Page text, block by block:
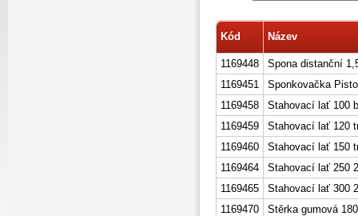
Kód Název
1169448
Spona distanční
1169451
Sponkovačka
1169458
Stahovací lať 100
1169459
Stahovací lať 120
1169460
Stahovací lať 150
1169464
Stahovací lať 250
1169465
Stahovací lať 300
1169470
Stěrka gumová